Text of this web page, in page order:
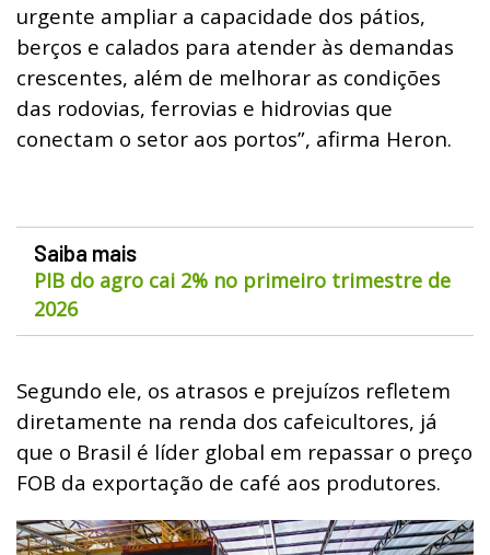
urgente ampliar a capacidade dos pátios,
berços e calados para atender às demandas
crescentes, além de melhorar as condições
das rodovias, ferrovias e hidrovias que
conectam o setor aos portos”, afirma Heron.
Saiba mais
PIB do agro cai 2% no primeiro trimestre de
2026
Segundo ele, os atrasos e prejuízos refletem
diretamente na renda dos cafeicultores, já
que o Brasil é líder global em repassar o preço
FOB da exportação de café aos produtores.